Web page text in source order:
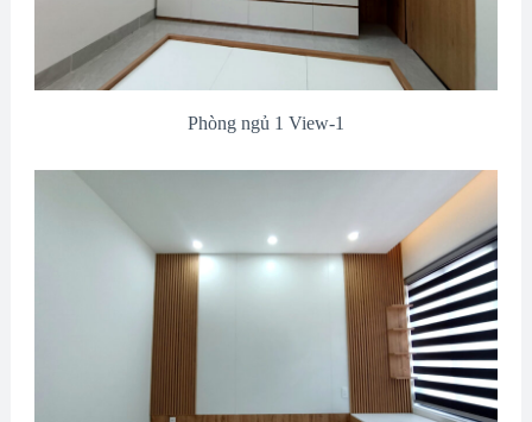
Phòng ngủ 1 View-1